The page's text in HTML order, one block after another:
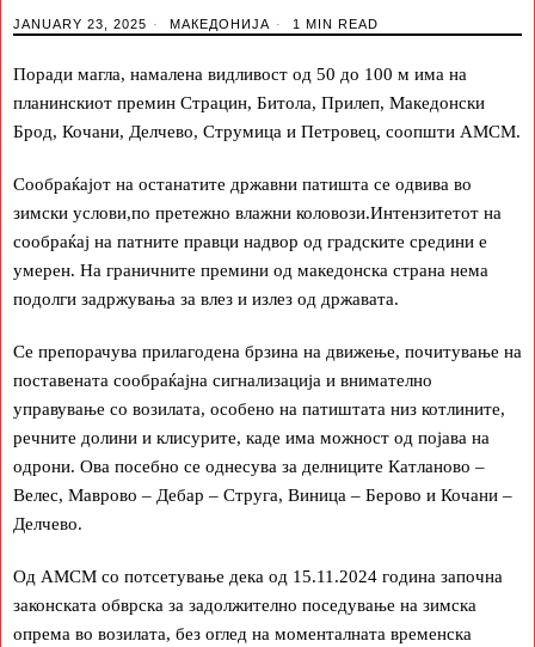
JANUARY 23, 2025 МАКЕДОНИЈА 1 MIN READ
Поради магла, намалена видливост од 50 до 100 м има на
планинскиот премин Страцин, Битола, Прилеп, Македонски
Брод, Кочани, Делчево, Струмица и Петровец, соопшти АМСМ.
Сообраќајот на останатите државни патишта се одвива во
зимски услови,по претежно влажни коловози.Интензитетот на
сообраќај на патните правци надвор од градските средини е
умерен. На граничните премини од македонска страна нема
подолги задржувања за влез и излез од државата.
Се препорачува прилагодена брзина на движење, почитување на
поставената сообраќајна сигнализација и внимателно
управување со возилата, особено на патиштата низ котлините,
речните долини и клисурите, каде има можност од појава на
одрони. Ова посебно се однесува за делниците Катланово –
Велес, Маврово – Дебар – Струга, Виница – Берово и Кочани –
Делчево.
Од АМСМ со потсетување дека од 15.11.2024 година започна
законската обврска за задолжително поседување на зимска
опрема во возилата, без оглед на моменталната временска